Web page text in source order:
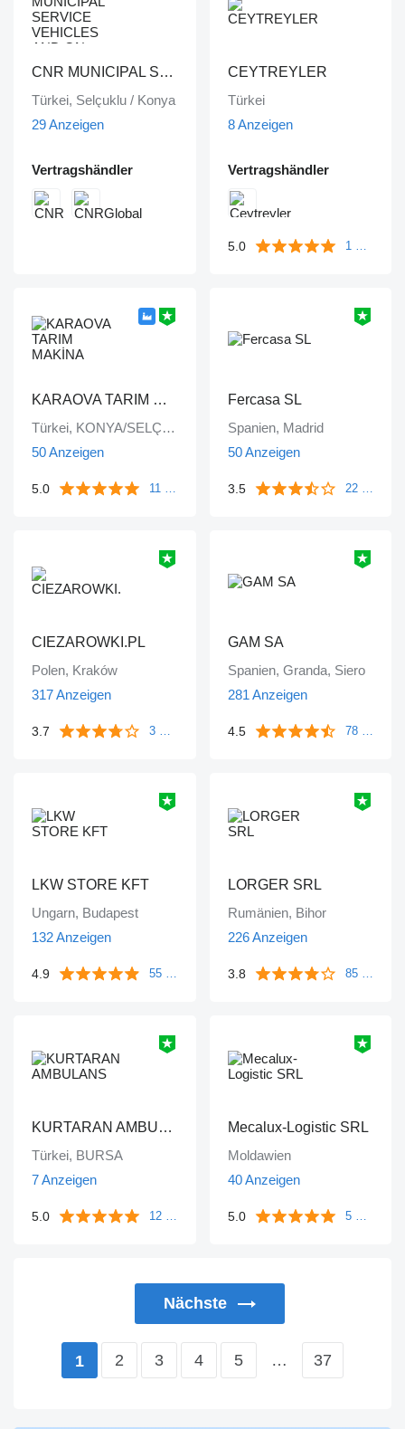
CNR MUNICIPAL SERVICE VEHICLES AND ON VEHICLE EQUIPMENT INDUSTRY TRADE LIMITED COMPANY
Türkei, Selçuklu / Konya
29 Anzeigen
Vertragshändler
CEYTREYLER
Türkei
8 Anzeigen
Vertragshändler
5.0 1 Bewertung
KARAOVA TARIM MAKİNA
Türkei, KONYA/SELÇUKLU
50 Anzeigen
5.0 11 Bewertungen
Fercasa SL
Spanien, Madrid
50 Anzeigen
3.5 22 Bewertungen
CIEZAROWKI.PL
Polen, Kraków
317 Anzeigen
3.7 3 Bewertungen
GAM SA
Spanien, Granda, Siero
281 Anzeigen
4.5 78 Bewertungen
LKW STORE KFT
Ungarn, Budapest
132 Anzeigen
4.9 55 Bewertungen
LORGER SRL
Rumänien, Bihor
226 Anzeigen
3.8 85 Bewertungen
KURTARAN AMBULANS
Türkei, BURSA
7 Anzeigen
5.0 12 Bewertungen
Mecalux-Logistic SRL
Moldawien
40 Anzeigen
5.0 5 Bewertungen
Nächste
1 2 3 4 5 … 37